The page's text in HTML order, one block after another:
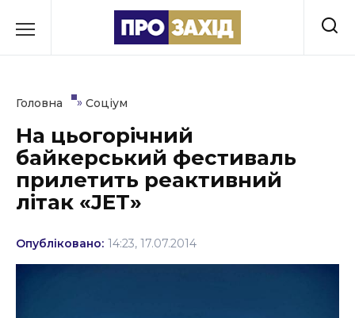
до
Культура
Освіта
Політика
Головна » Соціум
На цьогорічний
байкерський фестиваль
прилетить реактивний
літак «JET»
Опубліковано: 14:23, 17.07.2014